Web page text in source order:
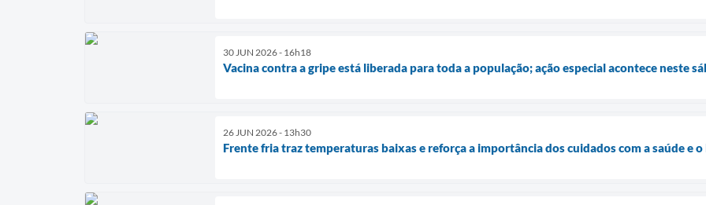
30 JUN 2026 - 16h18
Vacina contra a gripe está liberada para toda a população; ação especial acontece neste
26 JUN 2026 - 13h30
Frente fria traz temperaturas baixas e reforça a importância dos cuidados com a saúde e